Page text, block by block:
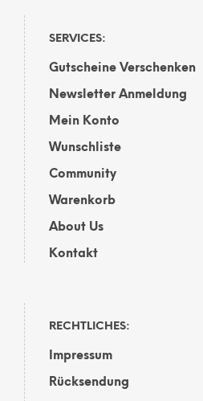
SERVICES:
Gutscheine Verschenken
Newsletter Anmeldung
Mein Konto
Wunschliste
Community
Warenkorb
About Us
Kontakt
RECHTLICHES:
Impressum
Rücksendung